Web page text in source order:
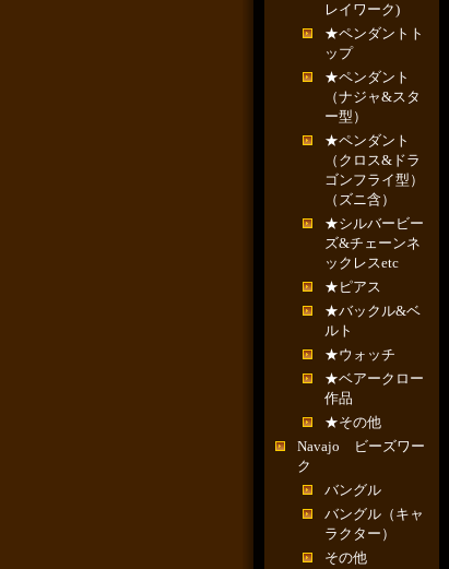
レイワーク)
★ペンダントト
ップ
★ペンダント
（ナジャ&スタ
ー型）
★ペンダント
（クロス&ドラ
ゴンフライ型）
（ズニ含）
★シルバービー
ズ&チェーンネ
ックレスetc
★ピアス
★バックル&ベ
ルト
★ウォッチ
★ベアークロー
作品
★その他
Navajo ビーズワー
ク
バングル
バングル（キャ
ラクター）
その他